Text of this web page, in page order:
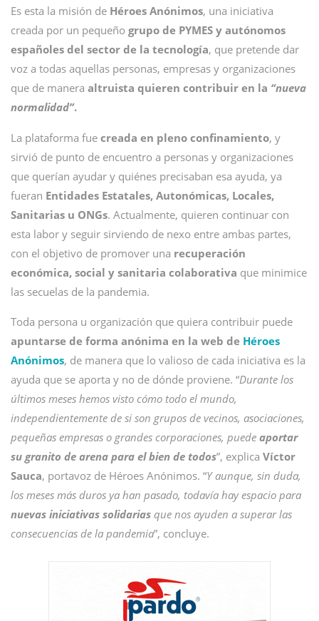
Es esta la misión de Héroes Anónimos, una iniciativa
creada por un pequeño grupo de PYMES y autónomos
españoles del sector de la tecnología, que pretende dar
voz a todas aquellas personas, empresas y organizaciones
que de manera altruista quieren contribuir en la “nueva
normalidad”.
La plataforma fue creada en pleno confinamiento, y
sirvió de punto de encuentro a personas y organizaciones
que querían ayudar y quiénes precisaban esa ayuda, ya
fueran Entidades Estatales, Autonómicas, Locales,
Sanitarias u ONGs. Actualmente, quieren continuar con
esta labor y seguir sirviendo de nexo entre ambas partes,
con el objetivo de promover una recuperación
económica, social y sanitaria colaborativa que minimice
las secuelas de la pandemia.
Toda persona u organización que quiera contribuir puede
apuntarse de forma anónima en la web de Héroes
Anónimos, de manera que lo valioso de cada iniciativa es la
ayuda que se aporta y no de dónde proviene. “Durante los
últimos meses hemos visto cómo todo el mundo,
independientemente de si son grupos de vecinos, asociaciones,
pequeñas empresas o grandes corporaciones, puede aportar
su granito de arena para el bien de todos”, explica Víctor
Sauca, portavoz de Héroes Anónimos. “Y aunque, sin duda,
los meses más duros ya han pasado, todavía hay espacio para
nuevas iniciativas solidarias que nos ayuden a superar las
consecuencias de la pandemia”, concluye.